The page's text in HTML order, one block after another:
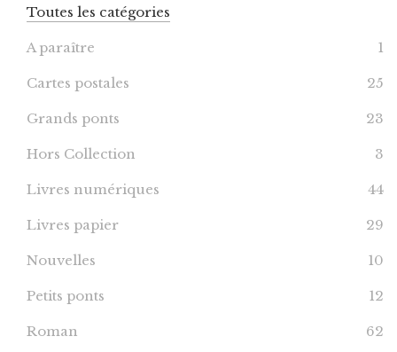
Toutes les catégories
A paraître 1
Cartes postales 25
Grands ponts 23
Hors Collection 3
Livres numériques 44
Livres papier 29
Nouvelles 10
Petits ponts 12
Roman 62